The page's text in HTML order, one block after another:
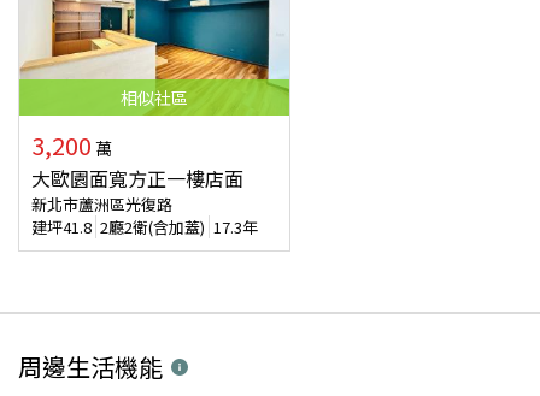
相似社區
3,200 萬
大歐園面寬方正一樓店面
新北市蘆洲區光復路
建坪41.8 2廳2衛(含加蓋) 17.3年
周邊生活機能